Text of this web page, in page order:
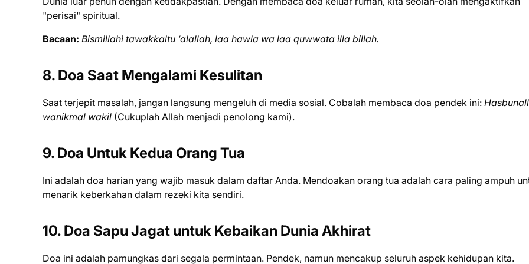
"perisai" spiritual.
Bacaan: Bismillahi tawakkaltu ‘alallah, laa hawla wa laa quwwata illa billah.
8. Doa Saat Mengalami Kesulitan
Saat terjepit masalah, jangan langsung mengeluh di media sosial. Cobalah membaca doa pendek ini:
wanikmal wakil (Cukuplah Allah menjadi penolong kami).
9. Doa Untuk Kedua Orang Tua
Ini adalah doa harian yang wajib masuk dalam daftar Anda. Mendoakan orang tua adalah cara paling ampuh
menarik keberkahan dalam rezeki kita sendiri.
10. Doa Sapu Jagat untuk Kebaikan Dunia Akhirat
Doa ini adalah pamungkas dari segala permintaan. Pendek, namun mencakup seluruh aspek kehidupan kita.